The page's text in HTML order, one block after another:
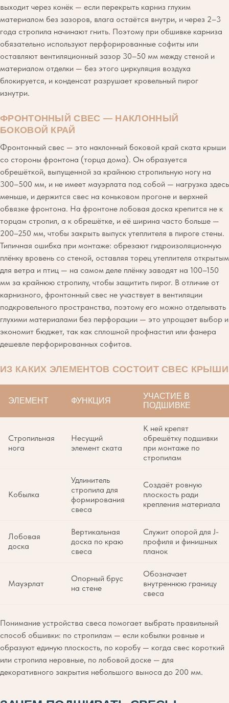
выходит через конёк — если перекрыть карниз глухим
материалом без зазоров, влага остаётся внутри, и через 2–3
года стропила начинают гнить. Поэтому при обшивке карниза
обязательно используют перфорированные софиты или
оставляют вентиляционный зазор 30–50 мм между стеной и
материалом отделки — без этого циркуляция воздуха
блокируется, и конденсат разрушает кровельный пирог
изнутри.
ФРОНТОННЫЙ СВЕС — НАКЛОННЫЙ
БОКОВОЙ КРАЙ
Фронтонный свес — это наклонный боковой край ската крыши
со стороны фронтона (торца дома). Он образуется
обрешёткой, выпущенной за крайнюю стропильную ногу на
300–500 мм, и не имеет мауэрлата под собой — нагрузка здесь
меньше, и держится свес на коньковом прогоне и верхней
обвязке фронтона. На фронтоне лобовая доска крепится не к
торцам стропил, а к обрешётке, и её ширина часто больше —
200–250 мм, чтобы закрыть выпуск утеплителя в пироге стены.
Типичная ошибка при монтаже: обрезают гидроизоляционную
плёнку вровень со стеной, оставляя торец утеплителя открытым
для ветра и птиц — на самом деле плёнку заводят на 100–150
мм за крайнюю стропилу, чтобы защитить пирог. В отличие от
карнизного, фронтонный свес не участвует в вентиляции
подкровельного пространства, поэтому его можно отделывать
глухими материалами без перфорации — это упрощает выбор и
экономит бюджет, так как сплошной профнастил или фанера
дешевле перфорированных софитов.
ИЗ КАКИХ ЭЛЕМЕНТОВ СОСТОИТ СВЕС КРЫШИ
ЭЛЕМЕНТ ФУНКЦИЯ
УЧАСТИЕ В
ПОДШИВКЕ
Стропильная
нога
Несущий
элемент ската
К ней крепят
обрешётку подшивки
при монтаже по
стропилам
Кобылка
Удлинитель
стропила для
формирования
свеса
Создаёт ровную
плоскость ради
крепления материала
Лобовая
доска
Вертикальная
доска по краю
свеса
Служит опорой для J-
профиля и финишных
планок
Мауэрлат
Опорный брус
на стене
Обозначает
внутреннюю границу
свеса
Понимание устройства свеса помогает выбрать правильный
способ обшивки: по стропилам — если кобылки ровные и
образуют единую плоскость, по коробу — когда свес короткий
или стропила неровные, по лобовой доске — для
декоративного закрытия небольшого выноса до 200 мм.